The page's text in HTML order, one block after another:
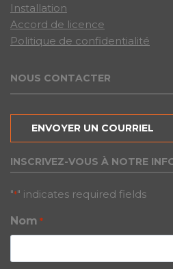
Installation
Accord de licence
Politique de confidentialité
NOUS CONTACTER
ENVOYER UN COURRIEL
INSCRIVEZ-VOUS À NOTRE
"*" indicates required fields
Nom *